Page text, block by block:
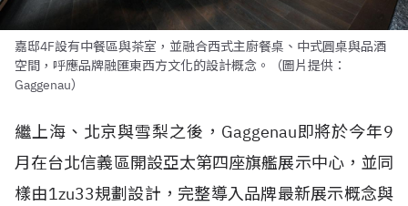
嘉邸4F設有中餐區與茶室，並融合西式主廚餐桌、中式圓桌與品酒
空間，呼應品牌融匯東西方文化的設計概念。（圖片提供：
Gaggenau）
繼上海、北京與雪梨之後，Gaggenau即將於今年9
月在台北信義區開設亞太第四座旗艦展示中心，並同
樣由1zu33規劃設計，完整導入品牌最新展示概念與